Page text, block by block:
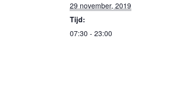
29 november, 2019
Tijd:
07:30 - 23:00